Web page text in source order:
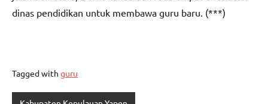
dinas pendidikan untuk membawa guru baru. (***)
Tagged with guru